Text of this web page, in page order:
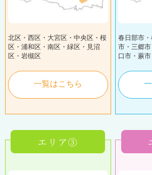
北区・西区・大宮区・中央区・桜
区・浦和区・南区・緑区・見沼
区・岩槻区
一覧はこちら
春日部市
市・三郷
口市・蕨
エリア③